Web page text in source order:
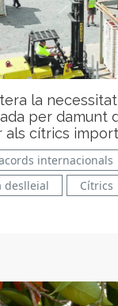
la
per damunt
cítrics
internacionals
deslleial
Cítrics